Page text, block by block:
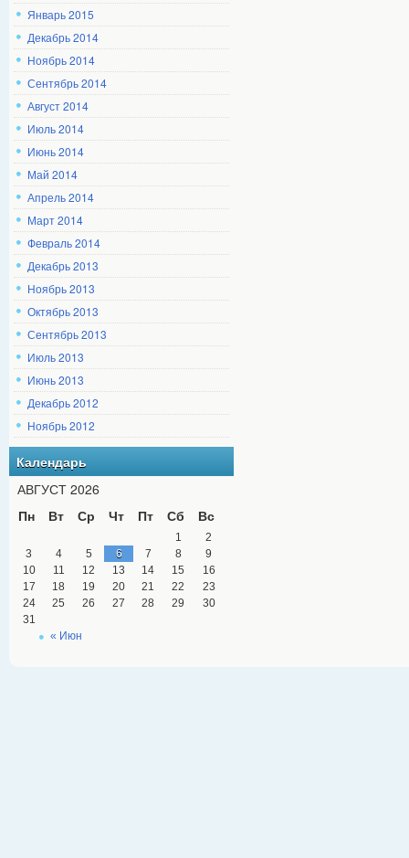
Январь 2015
Декабрь 2014
Ноябрь 2014
Сентябрь 2014
Август 2014
Июль 2014
Июнь 2014
Май 2014
Апрель 2014
Март 2014
Февраль 2014
Декабрь 2013
Ноябрь 2013
Октябрь 2013
Сентябрь 2013
Июль 2013
Июнь 2013
Декабрь 2012
Ноябрь 2012
Календарь
АВГУСТ 2026
Пн
Вт Ср Чт Пт Сб Вс
« Июн
1
2
3
4 5 6 7 8
9
10
11 12 13 14 15
16
17
18 19 20 21 22
23
24
25 26 27 28 29
30
31